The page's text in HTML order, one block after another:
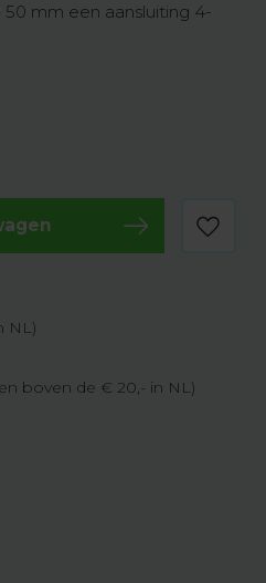
mm een aansluiting 4-
NL)
boven de € 20,- in NL)